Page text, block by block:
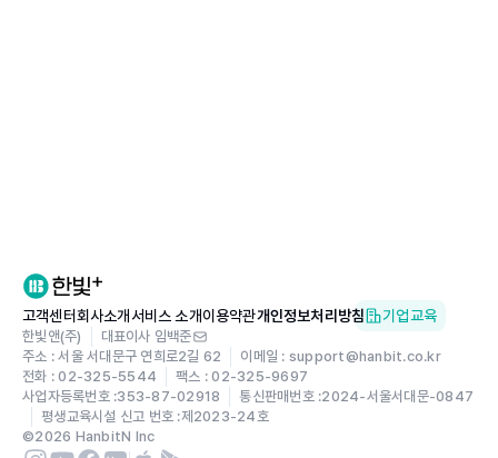
고객센터회사소개서비스 소개이용약관개인정보처리방침 기업교육
한빛앤(주)
대표이사 임백준
주소 : 서울 서대문구 연희로2길 62
이메일 : support@hanbit.co.kr
전화 : 02-325-5544
팩스 : 02-325-9697
사업자등록번호 :353-87-02918 통신판매번호 :2024-서울서대문-0847
평생교육시설 신고 번호 :제2023-24호
©2026 HanbitN Inc